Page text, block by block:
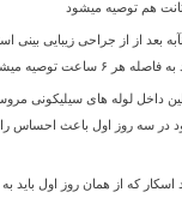
بعد از از جراحی زیبایی بینی
داخل لوله های سیلیکونی
در سه روز اول باعث احساس
که از همان روز اول باید